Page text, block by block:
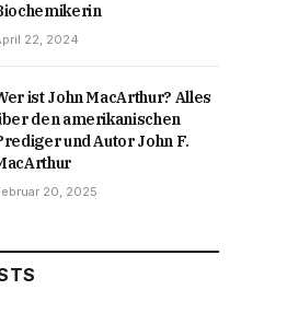
22, 2024
ist John MacArthur? Alles
den amerikanischen
und Autor John F.
20, 2025